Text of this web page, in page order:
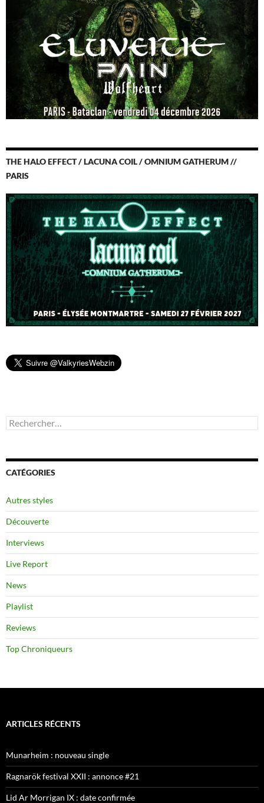
THE HALO EFFECT / LACUNA COIL / OMNIUM GATHERUM //
PARIS
Rechercher :
CATÉGORIES
Autres styles
Découverte
Interviews
Live Report
News
Playlist
Reviews
Top Chroniqueurs
ARTICLES RÉCENTS
Munarheim : nouveau single
Ragnarök festival XXII : annonce #21
Lid Ar Morrigan IX : date confirmée